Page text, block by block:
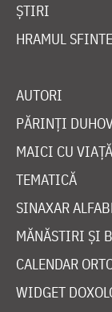
ȘTIRI
HRAMUL
AUTORI
PĂRINȚI
MAICI CU
TEMATICĂ
SINAXAR
MĂNĂSTIRI ȘI
CALENDAR
WIDGET